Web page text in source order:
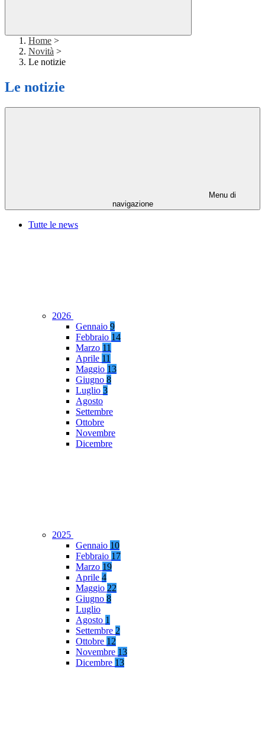
Home >
Novità >
Le notizie
Le notizie
Menu di
navigazione
Tutte le news
2026
Gennaio 9
Febbraio 14
Marzo 11
Aprile 11
Maggio 13
Giugno 8
Luglio 3
Agosto
Settembre
Ottobre
Novembre
Dicembre
2025
Gennaio 10
Febbraio 17
Marzo 19
Aprile 4
Maggio 22
Giugno 8
Luglio
Agosto 1
Settembre 2
Ottobre 12
Novembre 13
Dicembre 13